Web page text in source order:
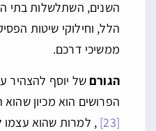
השנים, השתלשלות בתי
הלל, וחילוקי שיטות
ממשיכי דרכם.
הגורם של יוסף להצהיר
הפרושים הוא מכיון
[23]
, למרות שהוא עצמו